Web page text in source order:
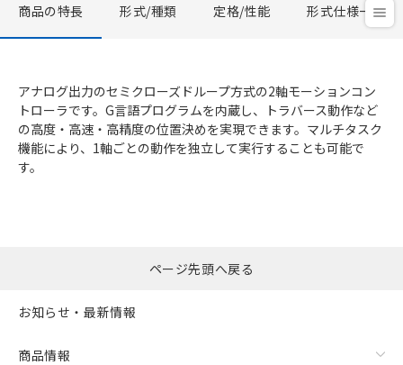
商品の特長 形式/種類 定格/性能 形式仕様一覧
アナログ出力のセミクローズドループ方式の2軸モーションコン
トローラです。G言語プログラムを内蔵し、トラバース動作など
の高度・高速・高精度の位置決めを実現できます。マルチタスク
機能により、1軸ごとの動作を独立して実行することも可能で
す。
ページ先頭へ戻る
お知らせ・最新情報
商品情報